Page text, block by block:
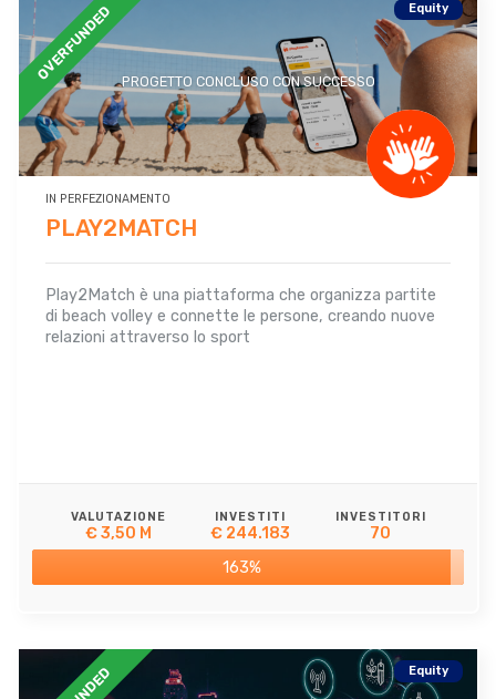
PROGETTO CONCLUSO CON SUCCESSO
OVERFUNDED Equity
IN PERFEZIONAMENTO
PLAY2MATCH
Play2Match è una piattaforma che organizza partite
di beach volley e connette le persone, creando nuove
relazioni attraverso lo sport
VALUTAZIONE
€ 3,50 M
INVESTITI
€ 244.183
INVESTITORI
70
163%
Equity